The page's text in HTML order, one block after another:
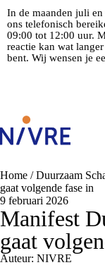
In de maanden juli
ons telefonisch
09:00 tot 12:00 uur.
reactie kan wat
bent. Wij wensen je
Home /Duurzaam
gaat volgende fase in
9 februari 2026
Manifest
gaat
Auteur: NIVRE